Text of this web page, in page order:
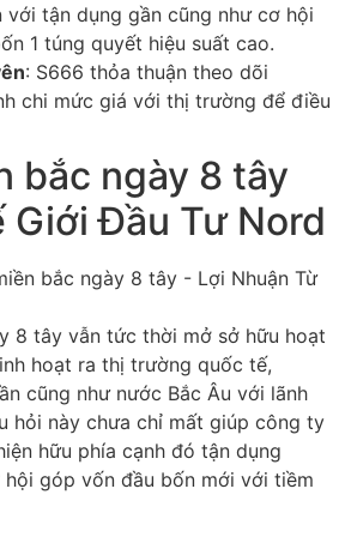
với tận dụng gần cũng như cơ hội
1 túng quyết hiệu suất cao.
: S666 thỏa thuận theo dõi
chi mức giá với thị trường để điều
bắc ngày 8 tây
Giới Đầu Tư Nord
8 tây vẫn tức thời mở sở hữu hoạt
hoạt ra thị trường quốc tế,
cũng như nước Bắc Âu với lãnh
hỏi này chưa chỉ mất giúp công ty
hữu phía cạnh đó tận dụng
góp vốn đầu bốn mới với tiềm